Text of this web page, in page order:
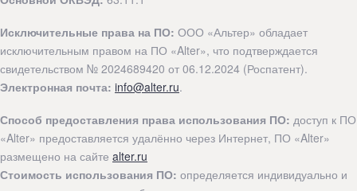
Исключительные права на ПО: ООО «Альтер» обладает
исключительным правом на ПО «Alter», что подтверждается
свидетельством № 2024689420 от 06.12.2024 (Роспатент).
Электронная почта: info@alter.ru.
Способ предоставления права использования ПО: доступ к ПО
«Alter» предоставляется удалённо через Интернет, ПО «Alter»
размещено на сайте alter.ru
Стоимость использования ПО: определяется индивидуально и